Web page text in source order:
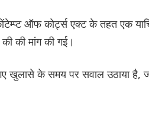
ऑफ कोर्ट्स एक्ट के तहत एक
की मांग की गई।
खुलासे के समय पर सवाल उठाया है,